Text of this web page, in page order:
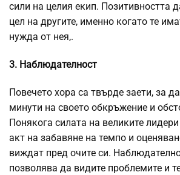
сили на целия екип. Позитивността
цел на другите, именно когато те
нужда от нея,.
3. Наблюдателност
Повечето хора са твърде заети, за
минути на своето обкръжение и
Понякога силата на великите
акт на забавяне на темпо и
виждат пред очите си.
позволява да видите проблемите и